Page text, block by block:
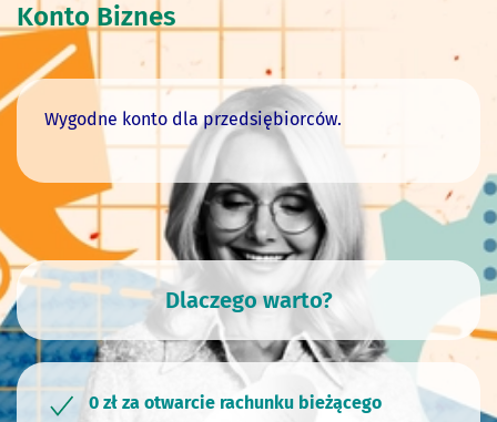
Konto Biznes
Wygodne konto dla przedsiębiorców.
Dlaczego warto?
0 zł za otwarcie rachunku bieżącego